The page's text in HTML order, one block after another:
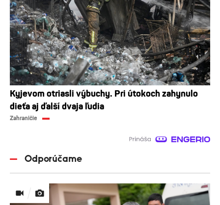
Kyjevom otriasli výbuchy. Pri útokoch zahynulo
dieťa aj ďalší dvaja ľudia
Zahraničie
Odporúčame